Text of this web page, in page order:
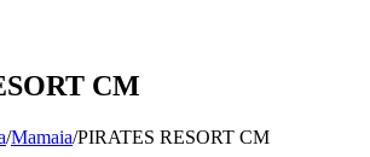
CM
/Mamaia/PIRATES RESORT CM